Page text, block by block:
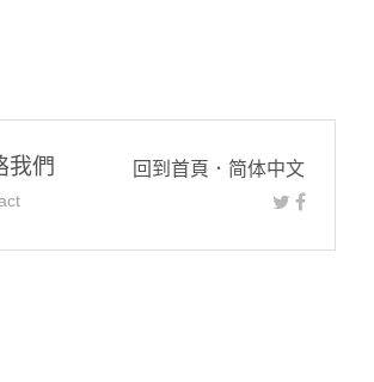
回到首頁 ． 简体中文
我們